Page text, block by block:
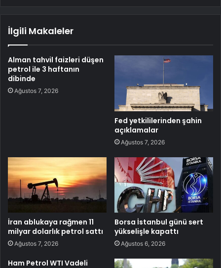
İlgili Makaleler
Alman tahvil faizleri düşen
petrol ile 3 haftanın
dibinde
Ağustos 7, 2026
Fed yetkililerinden şahin
açıklamalar
Ağustos 7, 2026
İran ablukaya rağmen 11
milyar dolarlık petrol sattı
Ağustos 7, 2026
Borsa İstanbul günü sert
yükselişle kapattı
Ağustos 6, 2026
Ham Petrol WTI Vadeli